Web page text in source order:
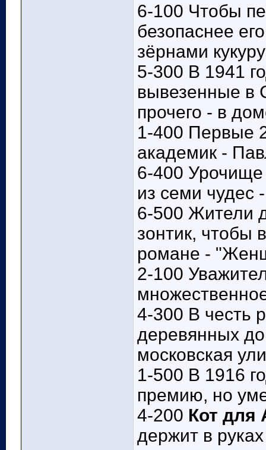
6-100 Чтобы
безопаснее
зёрнами
5-300 В 1941
вывезенные в
прочего - в
1-400 Первые
академик -
6-400
из семи чудес
6-500 Жители
зонтик, чтобы
романе -
2-100
4-300 В честь
деревянных
московская
1-500 В 1916
премию, но
4-200 Кот для
держит в